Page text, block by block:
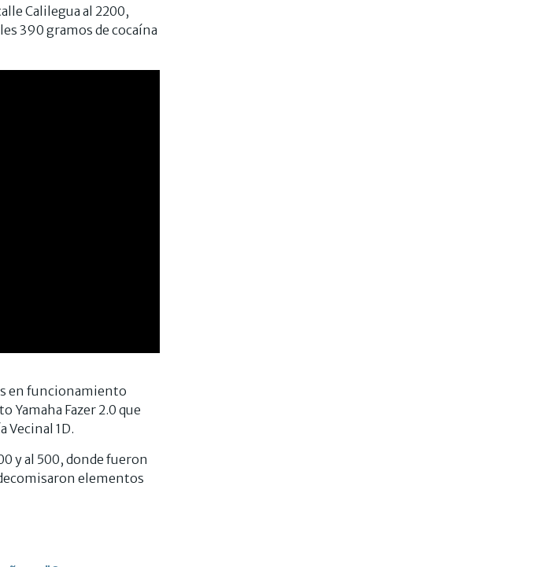
Calilegua al 2200,
390 gramos de cocaína
en funcionamiento
Yamaha Fazer 2.0 que
Vecinal 1D.
y al 500, donde fueron
elementos